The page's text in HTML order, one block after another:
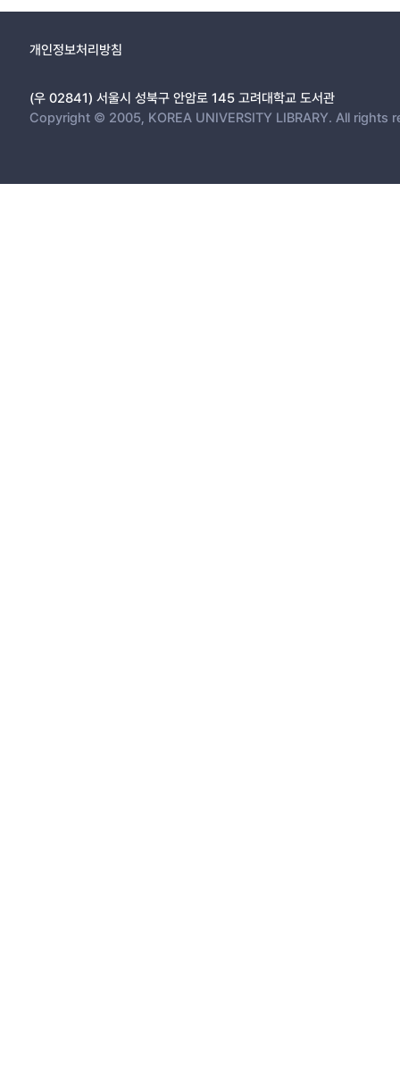
개인정보처리방침
(우 02841) 서울시 성북구 안암로 145 고려대학교 도서관
Copyright © 2005, KOREA UNIVERSITY LIBRARY. All rights